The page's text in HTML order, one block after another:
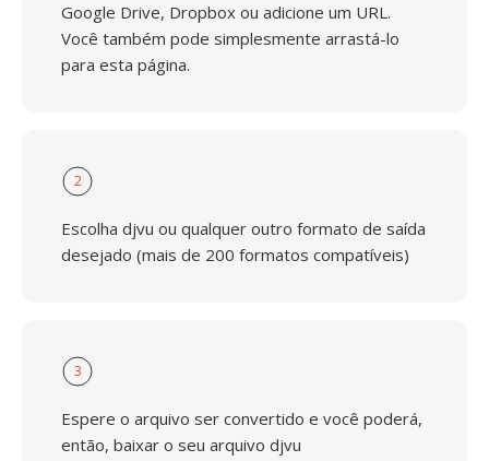
Google Drive, Dropbox ou adicione um URL.
Você também pode simplesmente arrastá-lo
para esta página.
2
Escolha djvu ou qualquer outro formato de saída
desejado (mais de 200 formatos compatíveis)
3
Espere o arquivo ser convertido e você poderá,
então, baixar o seu arquivo djvu